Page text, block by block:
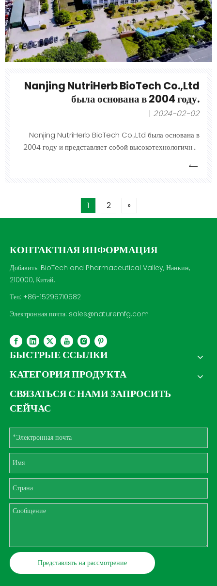
Nanjing NutriHerb BioTech Co.,Ltd
была основана в 2004 году.
2024-02-02
Nanjing NutriHerb BioTech Co.,Ltd была основана в
2004 году и представляет собой высокотехнологичное
Основатель, доктор Чжун, окончил Нанкинский
университет китайской медицины и имеет солидное
академическое образование.
1 2 »
КОНТАКТНАЯ ИНФОРМАЦИЯ
Добавить: BioTech and Pharmaceutical Valley, Нанкин,
210000, Китай.
Тел: +86-15295710582
Электронная почта: sales@naturemfg.com
БЫСТРЫЕ ССЫЛКИ
КАТЕГОРИЯ ПРОДУКТА
СВЯЗАТЬСЯ С НАМИ ЗАПРОСИТЬ
СЕЙЧАС
Представлять на рассмотрение